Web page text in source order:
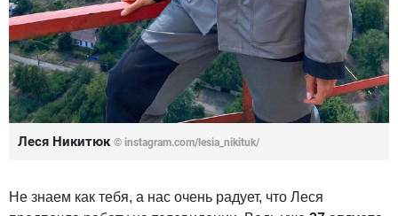
Леся Никитюк © instagram.com/lesia_nikituk/
Не знаем как тебя, а нас очень радует, что Леся